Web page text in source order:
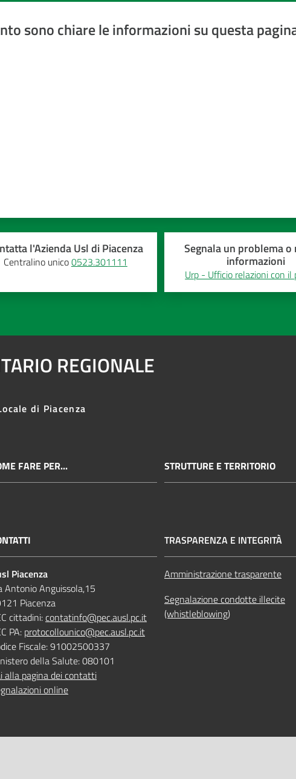
sono chiare le informazioni su questa
l'Azienda Usl di Piacenza
Centralino unico0523.301111
Segnala un problema o
informazioni
Urp - Ufficio relazioni con il
REGIONALE
di Piacenza
FARE PER... STRUTTURE E TERRITORIO
Piacenza
Antonio Anguissola,15
Piacenza
cittadini:contatinfo@pec.ausl.pc.it
PA: protocollounico@pec.ausl.pc.it
Fiscale: 91002500337
della Salute: 080101
alla pagina dei contatti
online
TRASPARENZA E INTEGRITÀ
Amministrazione trasparente
Segnalazione condotte illecite
(whistleblowing)